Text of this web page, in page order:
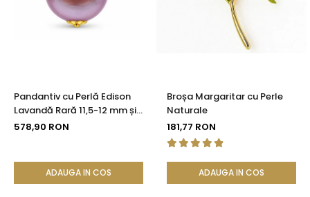
Pandantiv cu Perlă Edison
Lavandă Rară 11,5-12 mm și
Aur 14K (aur 585) |
578,90 RON
ADAUGA IN COS
Broșa Margaritar cu Perle
Naturale
181,77 RON
ADAUGA IN COS